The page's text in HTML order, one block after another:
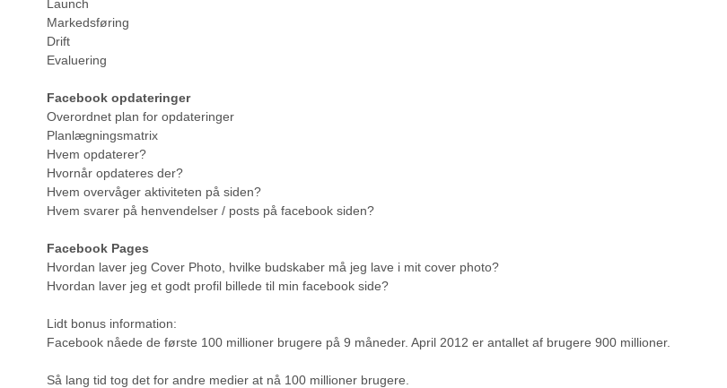
Launch
Markedsføring
Drift
Evaluering
Facebook opdateringer
Overordnet plan for opdateringer
Planlægningsmatrix
Hvem opdaterer?
Hvornår opdateres der?
Hvem overvåger aktiviteten på siden?
Hvem svarer på henvendelser / posts på facebook siden?
Facebook Pages
Hvordan laver jeg Cover Photo, hvilke budskaber må jeg lave i mit cover photo?
Hvordan laver jeg et godt profil billede til min facebook side?
Lidt bonus information:
Facebook nåede de første 100 millioner brugere på 9 måneder. April 2012 er antallet af brugere 900 millioner.
Så lang tid tog det for andre medier at nå 100 millioner brugere.